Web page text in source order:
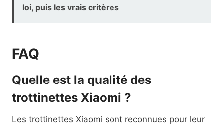
loi, puis les vrais critères
FAQ
Quelle est la qualité des
trottinettes Xiaomi ?
Les trottinettes Xiaomi sont reconnues pour leur